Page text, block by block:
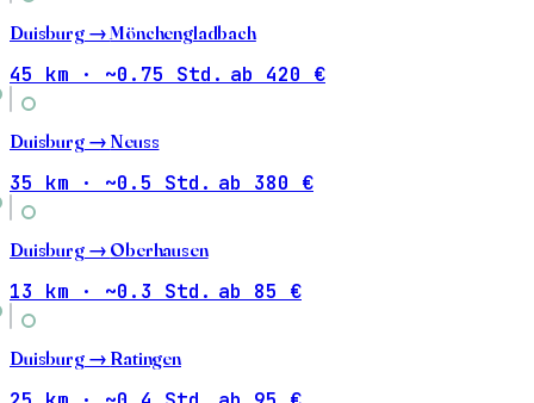
Duisburg →Mönchengladbach
45 km · ~0.75 Std. ab 420 €
Duisburg → Neuss
35 km · ~0.5 Std. ab 380 €
Duisburg → Oberhausen
13 km · ~0.3 Std. ab 85 €
Duisburg → Ratingen